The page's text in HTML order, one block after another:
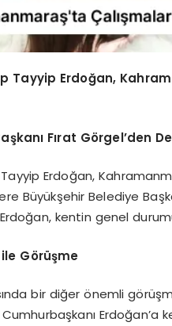
Tayyip Erdoğan,
Fırat Görgel’den
Erdoğan,
Büyükşehir Belediye
kentin genel
Görüşme
bir diğer önemli